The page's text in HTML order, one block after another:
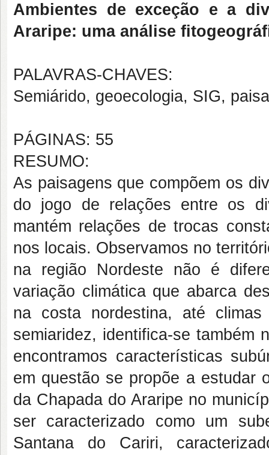
Ambientes de exceção e a
Araripe: uma análise
PALAVRAS-CHAVES:
Semiárido, geoecologia, SIG,
PÁGINAS: 55
RESUMO:
As paisagens que compõem os
do jogo de relações entre os
mantém relações de trocas
nos locais. Observamos no
na região Nordeste não é
variação climática que abarca
na costa nordestina, até
semiaridez, identifica-se também
encontramos características
em questão se propõe a estudar
da Chapada do Araripe no
ser caracterizado como um
Santana do Cariri,